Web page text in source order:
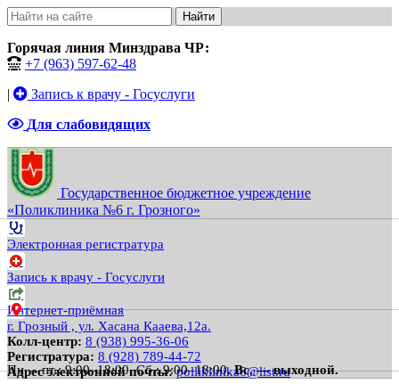
Найти
Горячая линия Минздрава ЧР:
+7 (963) 597-62-48
|
Запись к врачу - Госуслуги
Для слабовидящих
Государственное бюджетное учреждение
«Поликлиника №6 г. Грозного»
Электронная регистратура
Запись к врачу - Госуслуги
Интернет-приёмная
г. Грозный , ул. Хасана Кааева,12а.
Колл-центр: 8 (938) 995-36-06
Регистратура: 8 (928) 789-44-72
Адрес электронной почты: polliklinika6@list.ru
Пн. – пт.: 9:00–18:00. Сб.: 9:00–18:00. Вс. — выходной.